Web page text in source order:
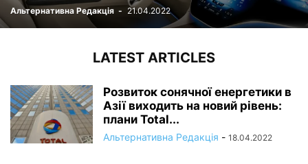
Альтернативна Редакція - 21.04.2022
LATEST ARTICLES
Розвиток сонячної енергетики в
Азії виходить на новий рівень:
плани Total...
Альтернативна Редакція - 18.04.2022